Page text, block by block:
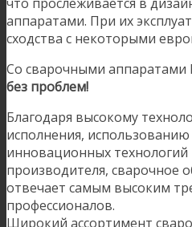
аппаратами. При их
сходства с некоторыми
Со сварочными аппаратами
без проблем!
Благодаря высокому
исполнения,
инновационных
производителя, сварочное
отвечает самым высоким
профессионалов.
Широкий ассортимент